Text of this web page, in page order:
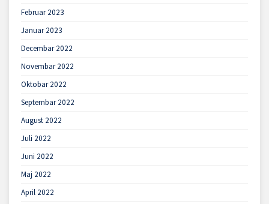
Februar 2023
Januar 2023
Decembar 2022
Novembar 2022
Oktobar 2022
Septembar 2022
August 2022
Juli 2022
Juni 2022
Maj 2022
April 2022